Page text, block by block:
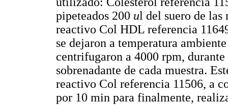
pipeteados 200 ul del suero de las
reactivo Col HDL referencia
se dejaron a temperatura
centrifugaron a 4000 rpm,
sobrenadante de cada muestra.
reactivo Col referencia 11506, a
por 10 min para finalmente,